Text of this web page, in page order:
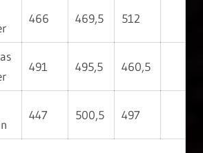
466 469,5 512
491 495,5 460,5
447 500,5 497